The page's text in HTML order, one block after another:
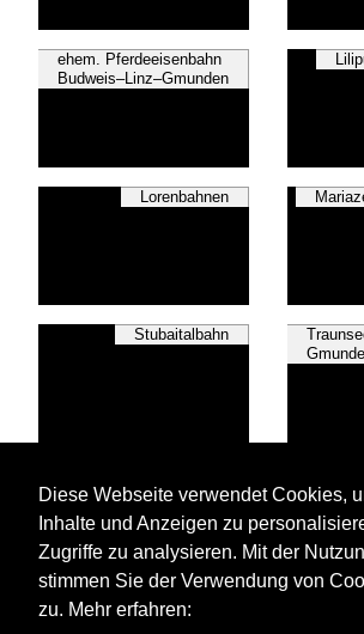
ehem. Pferdeeisenbahn
Budweis–Linz–Gmunden
Lorenbahnen
Stubaitalbahn
Diese Webseite verwendet Cookies,
Inhalte und Anzeigen zu
Zugriffe zu analysieren. Mit der
stimmen Sie der Verwendung von
zu. Mehr erfahren: